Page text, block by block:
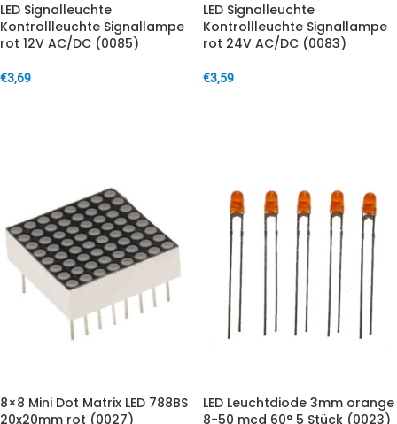
LED Signalleuchte
Kontrollleuchte Signallampe
rot 12V AC/DC (0085)
€3,69
LED Signalleuchte
Kontrollleuchte Signallampe
rot 24V AC/DC (0083)
€3,59
8×8 Mini Dot Matrix LED 788BS
20x20mm rot (0027)
LED Leuchtdiode 3mm orange
8-50 mcd 60° 5 Stück (0023)